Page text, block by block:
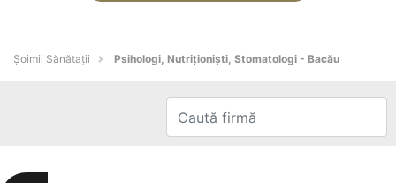
Şoimii Sănătații Psihologi, Nutriționiști, Stomatologi - Bacău